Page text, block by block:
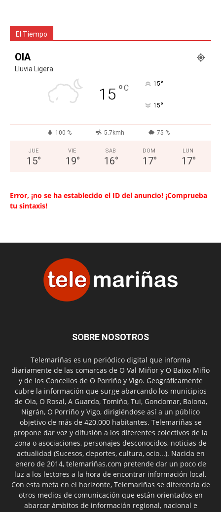
El Tiempo
OIA
Lluvia Ligera
15 °C 15°
15°
100 % 5.7kmh 75 %
JUE
15°
VIE
19°
SAB
16°
DOM
17°
LUN
17°
Error, ¡no se ha establecido el ID del anuncio! ¡Comprueba
tu sintaxis!
SOBRE NOSOTROS
Telemariñas es un periódico digital que informa
diariamente de las comarcas de O Val Miñor y O Baixo Miño
y de los Concellos de O Porriño y Vigo. Geográficamente
cubre la información que surge abarcando los municipios
de Oia, O Rosal, A Guarda, Tomiño, Tui, Gondomar, Baiona,
Nigrán, O Porriño y Vigo, dirigiéndose así a un público
objetivo de más de 420.000 habitantes. Telemariñas se
propone dar voz y difusión a los diferentes colectivos de la
zona o asociaciones, personajes desconocidos, noticias de
actualidad (Sucesos, deportes, cultura, ocio...). Nacida en
enero de 2014, telemariñas.com pretende dar un poco de
luz a los lectores a la hora de encontrar información local.
Con esta meta en el horizonte, Telemariñas se diferencia de
otros medios de comunicación que están orientados en
abarcar ámbitos de información regional, nacional e